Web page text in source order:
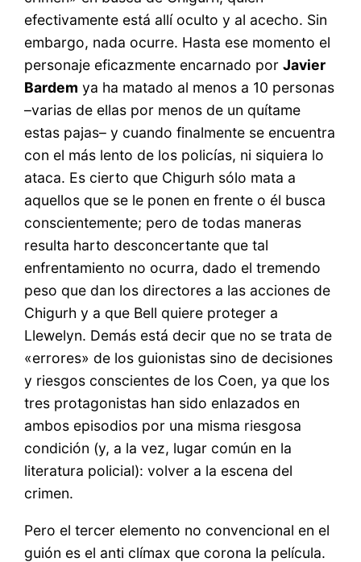
efectivamente está allí oculto y al acecho. Sin
embargo, nada ocurre. Hasta ese momento el
personaje eficazmente encarnado porJavier
Bardem ya ha matado al menos a 10 personas
–varias de ellas por menos de un quítame
estas pajas– y cuando finalmente se encuentra
con el más lento de los policías, ni siquiera lo
ataca. Es cierto que Chigurh sólo mata a
aquellos que se le ponen en frente o él busca
conscientemente; pero de todas maneras
resulta harto desconcertante que tal
enfrentamiento no ocurra, dado el tremendo
peso que dan los directores a las acciones de
Chigurh y a que Bell quiere proteger a
Llewelyn. Demás está decir que no se trata de
«errores» de los guionistas sino de decisiones
y riesgos conscientes de los Coen, ya que los
tres protagonistas han sido enlazados en
ambos episodios por una misma riesgosa
condición (y, a la vez, lugar común en la
literatura policial): volver a la escena del
crimen.
Pero el tercer elemento no convencional en el
guión es el anti clímax que corona la película.